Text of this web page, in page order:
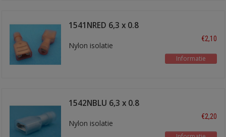
1541NRED 6,3 x 0.8
Nylon isolatie
€2,10
Informatie
1542NBLU 6,3 x 0.8
Nylon isolatie
€2,20